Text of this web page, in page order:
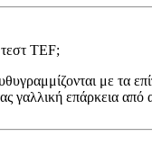
TEF;
με τα
γαλλική επάρκεια από